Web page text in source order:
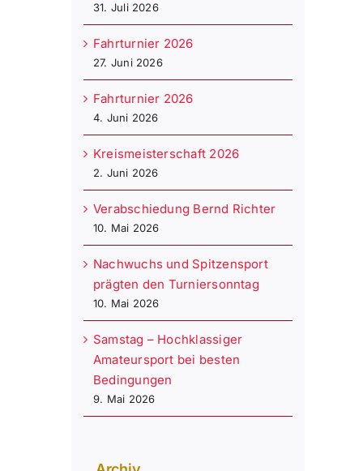
31. Juli 2026
Fahrturnier 2026
27. Juni 2026
Fahrturnier 2026
4. Juni 2026
Kreismeisterschaft 2026
2. Juni 2026
Verabschiedung Bernd Richter
10. Mai 2026
Nachwuchs und Spitzensport
prägten den Turniersonntag
10. Mai 2026
Samstag – Hochklassiger
Amateursport bei besten
Bedingungen
9. Mai 2026